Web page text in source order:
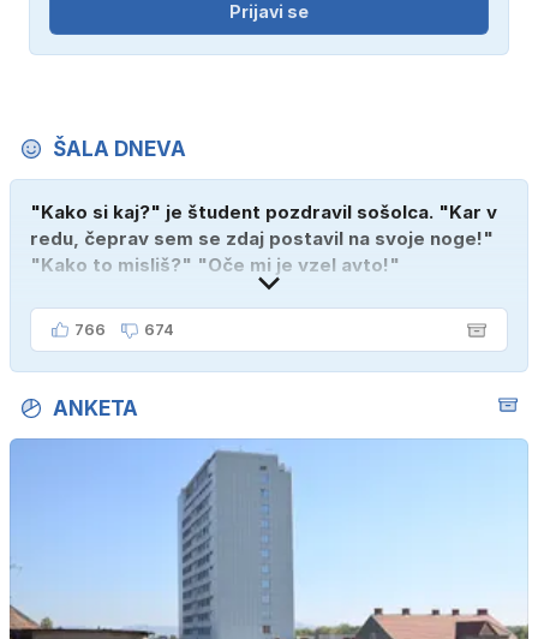
Prijavi se
ŠALA DNEVA
"Kako si kaj?" je študent pozdravil sošolca. "Kar v
redu, čeprav sem se zdaj postavil na svoje noge!"
"Kako to misliš?" "Oče mi je vzel avto!"
766 674
ANKETA